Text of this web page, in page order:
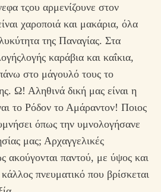
τςου αρμενίζουνε στον
χαροποιά και μακάρια, όλα
της Παναγίας. Στα
καράβια και καΐκια,
στο μάγουλό τους το
Ω! Αληθινά δική μας είναι η
το Ρόδον το Αμάραντον! Ποιος
όπως την υμνολογήσανε
μας; Αρχαγγελικές
ακούγονται παντού, με ύψος και
πνευματικό που βρίσκεται